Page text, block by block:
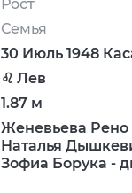
Рост
Семья
30 Июль 1948
♌ Лев
1.87 м
Женевьева Рено
Наталья
Зофиа Борука -